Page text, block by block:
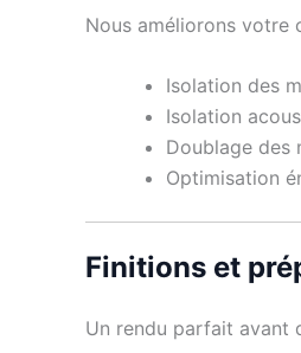
Nous améliorons votre
Isolation des
Isolation
Doublage des
Optimisation
Finitions et
Un rendu parfait avant